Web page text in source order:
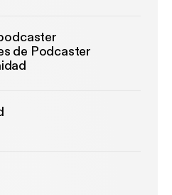
de Podcaster